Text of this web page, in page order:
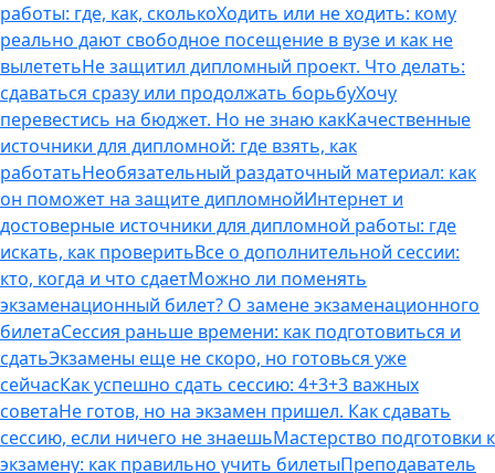
работы: где, как, сколькоХодить или не ходить: кому
реально дают свободное посещение в вузе и как не
вылететьНе защитил дипломный проект. Что делать:
сдаваться сразу или продолжать борьбуХочу
перевестись на бюджет. Но не знаю какКачественные
источники для дипломной: где взять, как
работатьНеобязательный раздаточный материал: как
он поможет на защите дипломнойИнтернет и
достоверные источники для дипломной работы: где
искать, как проверитьВсе о дополнительной сессии:
кто, когда и что сдаетМожно ли поменять
экзаменационный билет? О замене экзаменационного
билетаСессия раньше времени: как подготовиться и
сдатьЭкзамены еще не скоро, но готовься уже
сейчасКак успешно сдать сессию: 4+3+3 важных
советаНе готов, но на экзамен пришел. Как сдавать
сессию, если ничего не знаешьМастерство подготовки к
экзамену: как правильно учить билетыПреподаватель